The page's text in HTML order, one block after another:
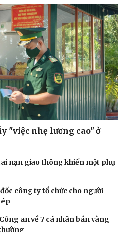
"việc nhẹ lương cao" ở
nạn giao thông khiến một phụ
công ty tổ chức cho người
an về 7 cá nhân bán vàng